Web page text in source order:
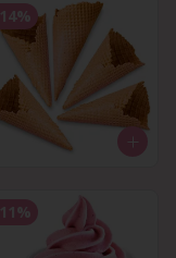
14%
11 %